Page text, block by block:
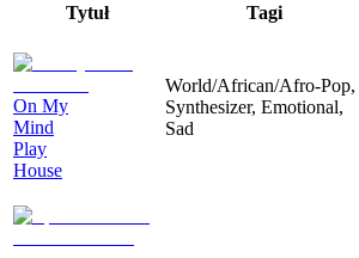
Tytuł Tagi
On My
Mind
Play
House
World/African/Afro-Pop,
Synthesizer, Emotional,
Sad